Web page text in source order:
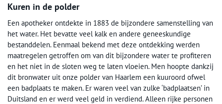
Kuren in de polder
Een apotheker ontdekte in 1883 de bijzondere samenstelling van
het water. Het bevatte veel kalk en andere geneeskundige
bestanddelen. Eenmaal bekend met deze ontdekking werden
maatregelen getroffen om van dit bijzondere water te profiteren
en het niet in de sloten weg te laten vloeien. Men hoopte dankzij
dit bronwater uit onze polder van Haarlem een kuuroord ofwel
een badplaats te maken. Er waren veel van zulke ‘badplaatsen’ in
Duitsland en er werd veel geld in verdiend. Alleen rijke personen